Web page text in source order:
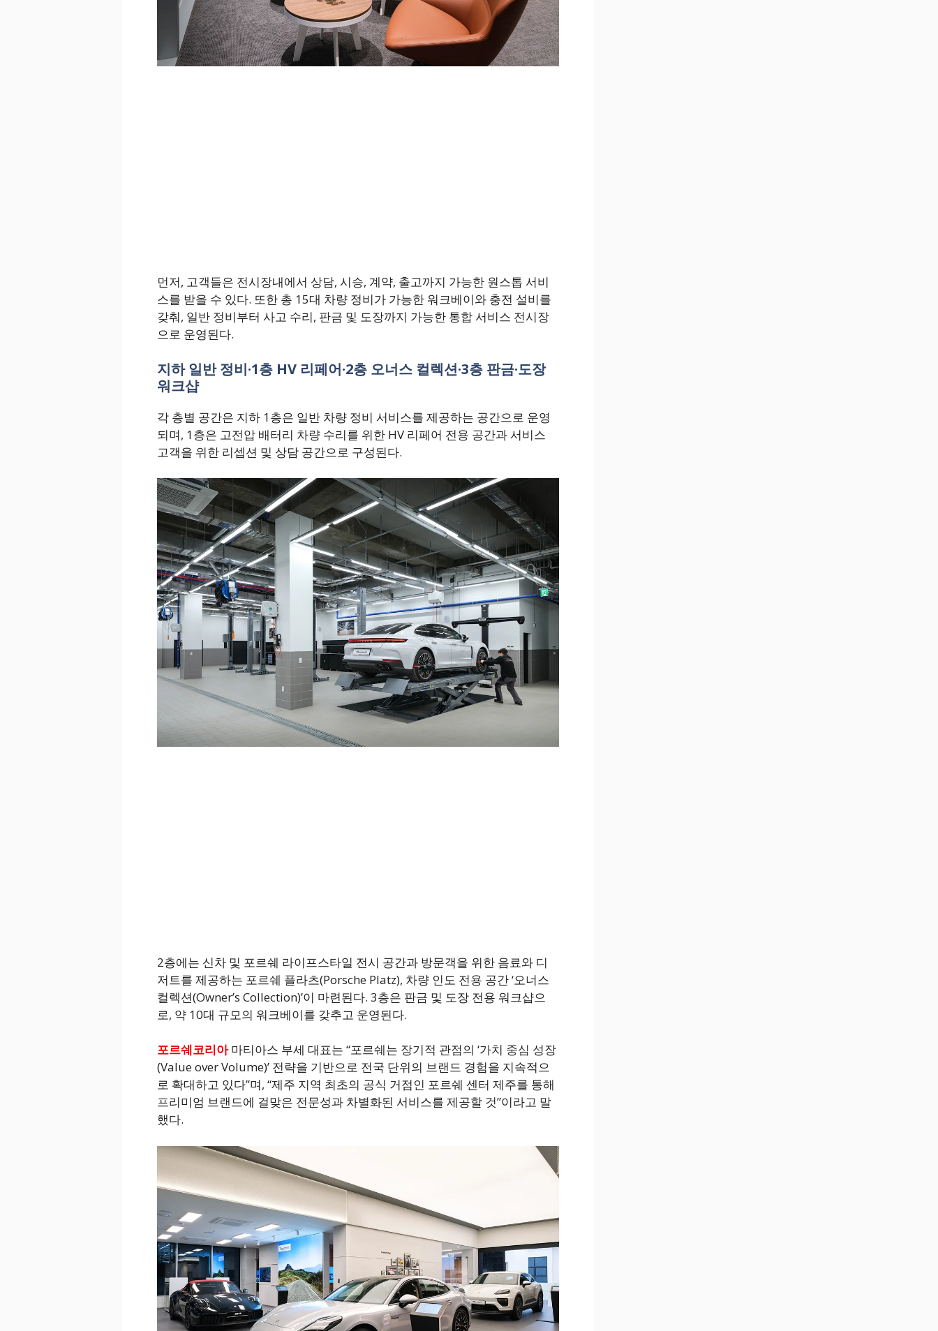
먼저, 고객들은 전시장내에서 상담, 시승, 계약, 출고까지 가능한 원스톱 서비
스를 받을 수 있다. 또한 총 15대 차량 정비가 가능한 워크베이와 충전 설비를
갖춰, 일반 정비부터 사고 수리, 판금 및 도장까지 가능한 통합 서비스 전시장
으로 운영된다.
지하 일반 정비·1층 HV 리페어·2층 오너스 컬렉션·3층 판금·도장
워크샵
각 층별 공간은 지하 1층은 일반 차량 정비 서비스를 제공하는 공간으로 운영
되며, 1층은 고전압 배터리 차량 수리를 위한 HV 리페어 전용 공간과 서비스
고객을 위한 리셉션 및 상담 공간으로 구성된다.
2층에는 신차 및 포르쉐 라이프스타일 전시 공간과 방문객을 위한 음료와 디
저트를 제공하는 포르쉐 플라츠(Porsche Platz), 차량 인도 전용 공간 ‘오너스
컬렉션(Owner’s Collection)’이 마련된다. 3층은 판금 및 도장 전용 워크샵으
로, 약 10대 규모의 워크베이를 갖추고 운영된다.
포르쉐코리아마티아스 부세 대표는 “포르쉐는 장기적 관점의 ‘가치 중심 성장
(Value over Volume)’ 전략을 기반으로 전국 단위의 브랜드 경험을 지속적으
로 확대하고 있다”며, “제주 지역 최초의 공식 거점인 포르쉐 센터 제주를 통해
프리미엄 브랜드에 걸맞은 전문성과 차별화된 서비스를 제공할 것”이라고 말
했다.